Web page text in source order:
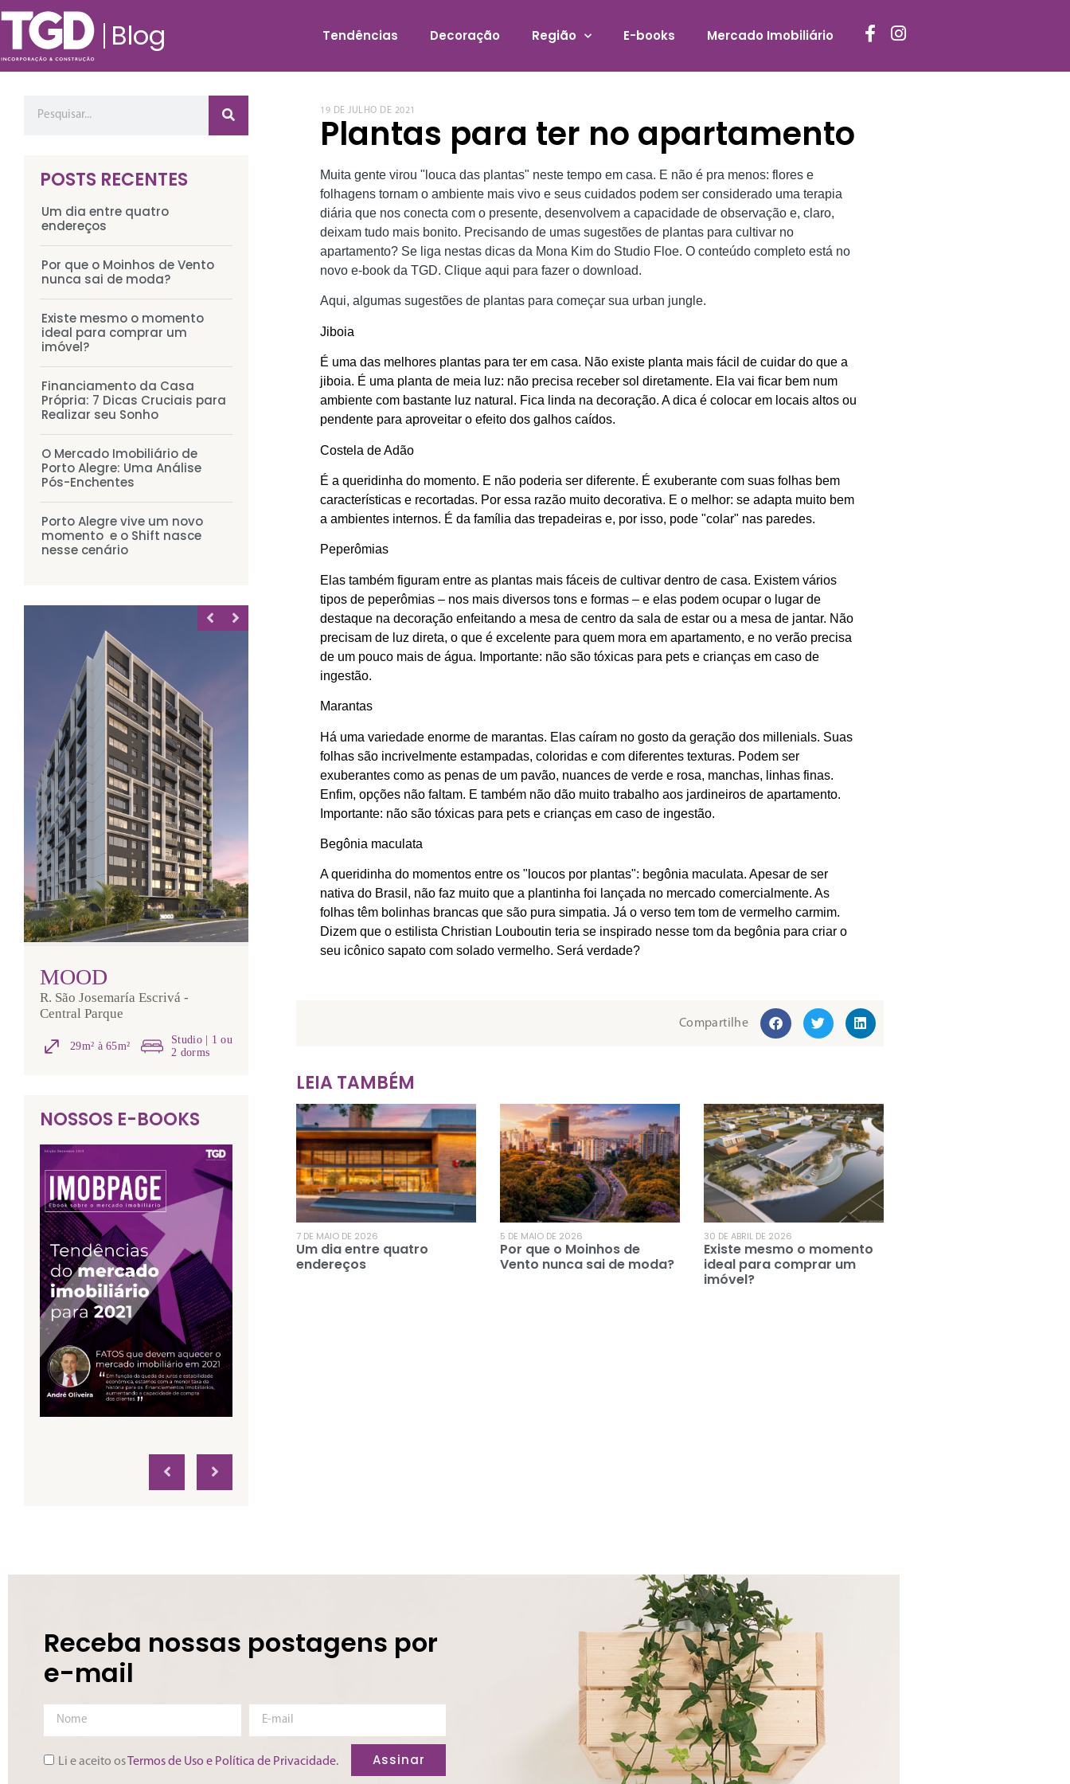
Blog Tendências Decoração Região E-books Mercado Imobiliário
POSTS RECENTES
Um dia entre quatro
endereços
Por que o Moinhos de Vento
nunca sai de moda?
Existe mesmo o momento
ideal para comprar um
imóvel?
Financiamento da Casa
Própria: 7 Dicas Cruciais para
Realizar seu Sonho
O Mercado Imobiliário de
Porto Alegre: Uma Análise
Pós-Enchentes
Porto Alegre vive um novo
momento e o Shift nasce
nesse cenário
MOOD
R. São Josemaría Escrivá -
Central Parque
29m² à 65m²
Studio | 1 ou
2 dorms
MIRADOURO
Santa Cecília 2235
66m² à 82m² 2 dorms
NOSSOS E-BOOKS
19 DE JULHO DE 2021
Plantas para ter no apartamento
Muita gente virou "louca das plantas" neste tempo em casa. E não é pra menos: flores e
folhagens tornam o ambiente mais vivo e seus cuidados podem ser considerado uma terapia
diária que nos conecta com o presente, desenvolvem a capacidade de observação e, claro,
deixam tudo mais bonito. Precisando de umas sugestões de plantas para cultivar no
apartamento? Se liga nestas dicas da Mona Kim do Studio Floe. O conteúdo completo está no
novo e-book da TGD. Clique aqui para fazer o download.
Aqui, algumas sugestões de plantas para começar sua urban jungle.
Jiboia
É uma das melhores plantas para ter em casa. Não existe planta mais fácil de cuidar do que a
jiboia. É uma planta de meia luz: não precisa receber sol diretamente. Ela vai ficar bem num
ambiente com bastante luz natural. Fica linda na decoração. A dica é colocar em locais altos ou
pendente para aproveitar o efeito dos galhos caídos.
Costela de Adão
É a queridinha do momento. E não poderia ser diferente. É exuberante com suas folhas bem
características e recortadas. Por essa razão muito decorativa. E o melhor: se adapta muito bem
a ambientes internos. É da família das trepadeiras e, por isso, pode "colar" nas paredes.
Peperômias
Elas também figuram entre as plantas mais fáceis de cultivar dentro de casa. Existem vários
tipos de peperômias – nos mais diversos tons e formas – e elas podem ocupar o lugar de
destaque na decoração enfeitando a mesa de centro da sala de estar ou a mesa de jantar. Não
precisam de luz direta, o que é excelente para quem mora em apartamento, e no verão precisa
de um pouco mais de água. Importante: não são tóxicas para pets e crianças em caso de
ingestão.
Marantas
Há uma variedade enorme de marantas. Elas caíram no gosto da geração dos millenials. Suas
folhas são incrivelmente estampadas, coloridas e com diferentes texturas. Podem ser
exuberantes como as penas de um pavão, nuances de verde e rosa, manchas, linhas finas.
Enfim, opções não faltam. E também não dão muito trabalho aos jardineiros de apartamento.
Importante: não são tóxicas para pets e crianças em caso de ingestão.
Begônia maculata
A queridinha do momentos entre os "loucos por plantas": begônia maculata. Apesar de ser
nativa do Brasil, não faz muito que a plantinha foi lançada no mercado comercialmente. As
folhas têm bolinhas brancas que são pura simpatia. Já o verso tem tom de vermelho carmim.
Dizem que o estilista Christian Louboutin teria se inspirado nesse tom da begônia para criar o
seu icônico sapato com solado vermelho. Será verdade?
Compartilhe
LEIA TAMBÉM
7 DE MAIO DE 2026
Um dia entre quatro
endereços
5 DE MAIO DE 2026
Por que o Moinhos de
Vento nunca sai de moda?
30 DE ABRIL DE 2026
Existe mesmo o momento
ideal para comprar um
imóvel?
Receba nossas postagens por
e-mail
Li e aceito osTermos de Uso e Política de Privacidade. Assinar